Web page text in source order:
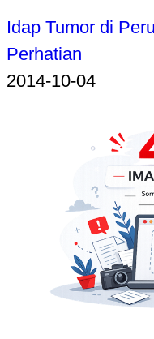
Idap Tumor di
Perhatian
2014-10-04